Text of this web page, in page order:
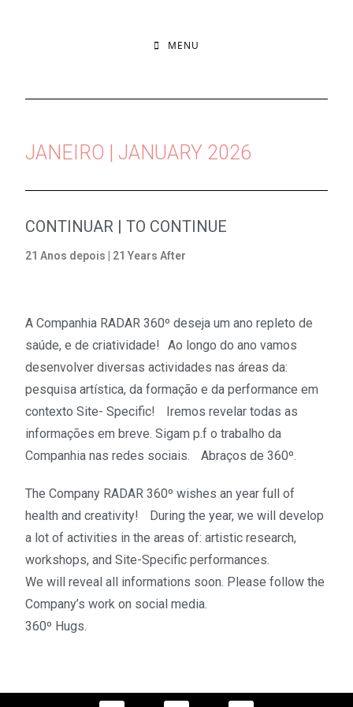
MENU
JANEIRO | JANUARY 2026
CONTINUAR | TO CONTINUE
21 Anos depois | 21 Years After
A Companhia RADAR 360º deseja um ano repleto de
saúde, e de criatividade! Ao longo do ano vamos
desenvolver diversas actividades nas áreas da:
pesquisa artística, da formação e da performance em
contexto Site- Specific! Iremos revelar todas as
informações em breve. Sigam p.f o trabalho da
Companhia nas redes sociais. Abraços de 360º.
The Company RADAR 360º wishes an year full of
health and creativity! During the year, we will develop
a lot of activities in the areas of: artistic research,
workshops, and Site-Specific performances.
We will reveal all informations soon. Please follow the
Company’s work on social media.
360º Hugs.